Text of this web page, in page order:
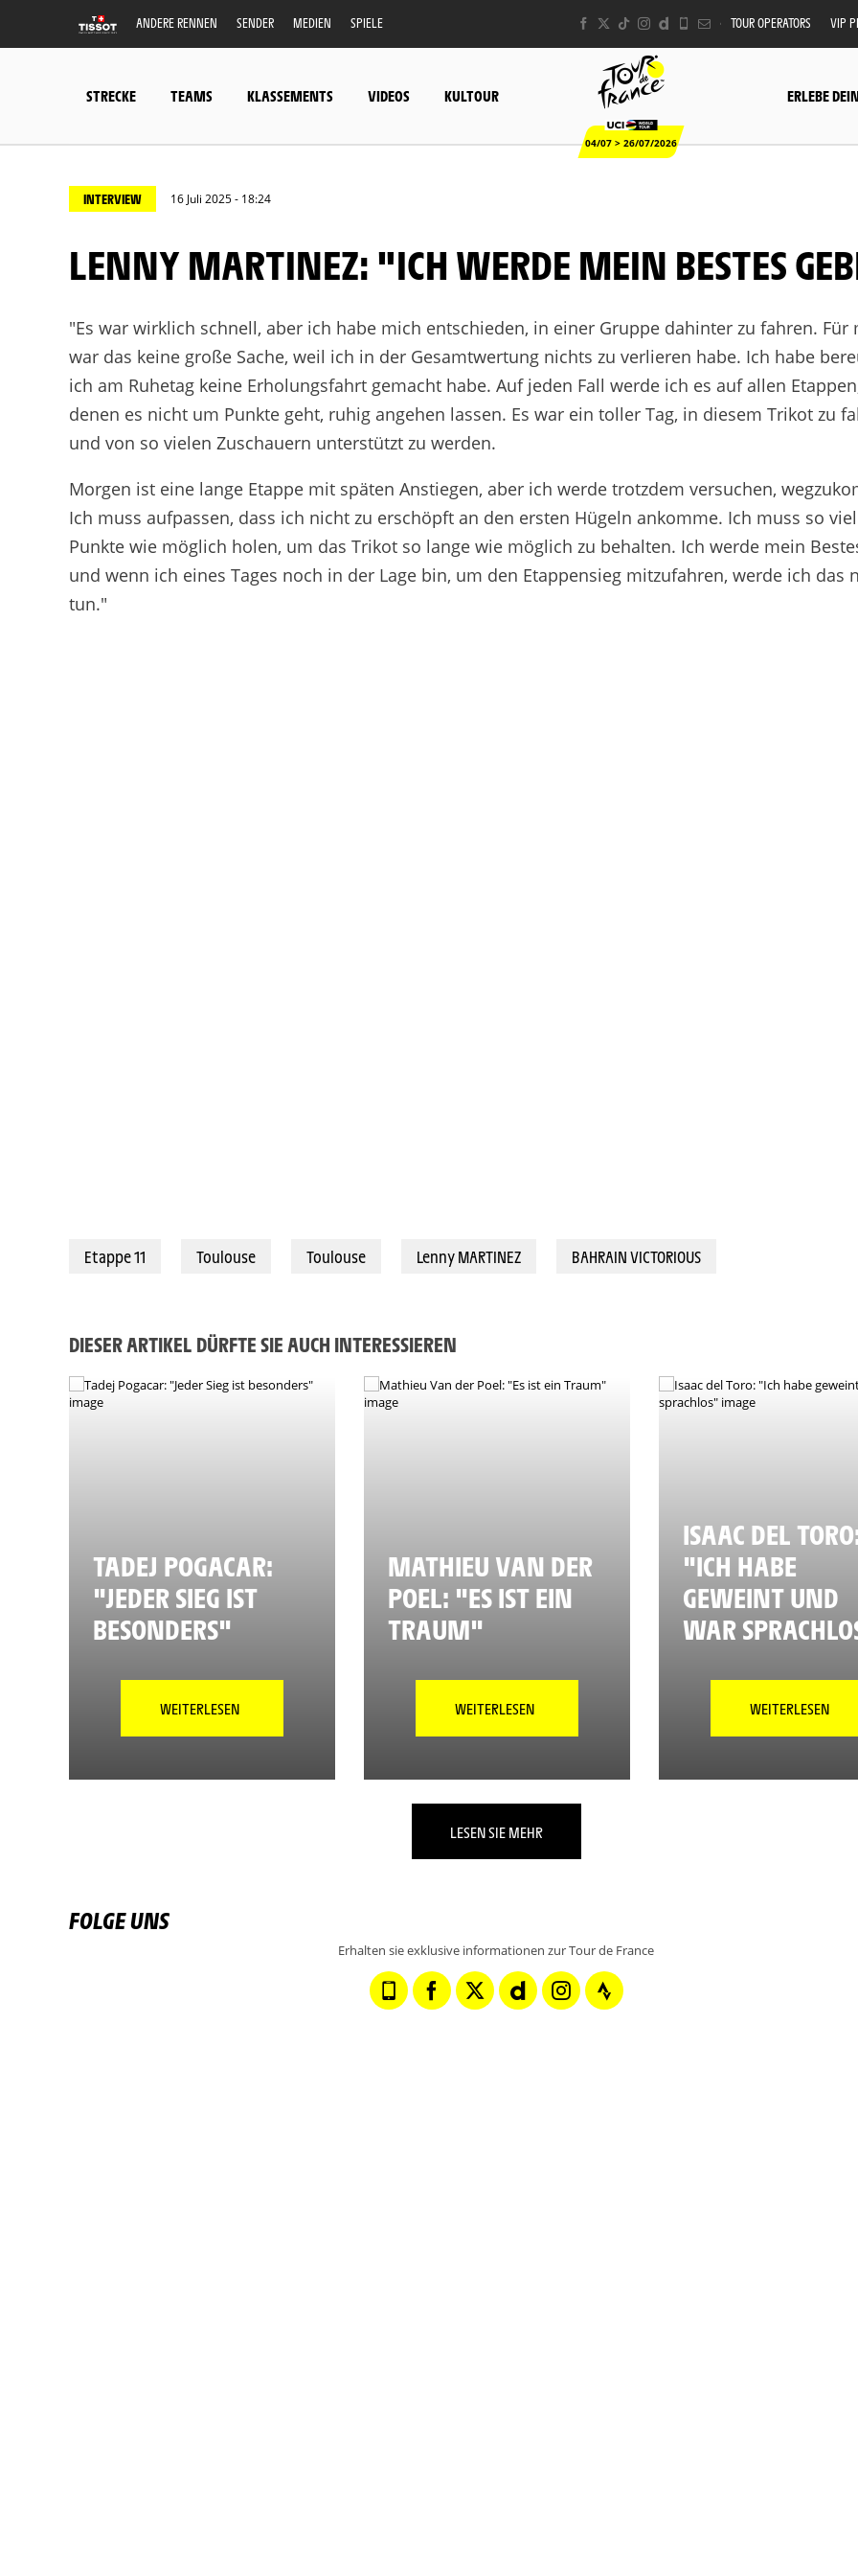
ANDERE RENNEN SENDER MEDIEN SPIELE TOUR OPERATORS VIP
STRECKE TEAMS KLASSEMENTS VIDEOS KULTOUR
04/07 > 26/07/2026
ERLEBE
INTERVIEW 16 Juli 2025 - 18:24
LENNY MARTINEZ: "ICH WERDE MEIN BESTES
"Es war wirklich schnell, aber ich habe mich entschieden, in einer Gruppe dahinter zu fahren. Für
war das keine große Sache, weil ich in der Gesamtwertung nichts zu verlieren habe. Ich habe
ich am Ruhetag keine Erholungsfahrt gemacht habe. Auf jeden Fall werde ich es auf allen
denen es nicht um Punkte geht, ruhig angehen lassen. Es war ein toller Tag, in diesem Trikot zu
und von so vielen Zuschauern unterstützt zu werden.
Morgen ist eine lange Etappe mit späten Anstiegen, aber ich werde trotzdem versuchen,
Ich muss aufpassen, dass ich nicht zu erschöpft an den ersten Hügeln ankomme. Ich muss so
Punkte wie möglich holen, um das Trikot so lange wie möglich zu behalten. Ich werde mein
und wenn ich eines Tages noch in der Lage bin, um den Etappensieg mitzufahren, werde ich das
tun."
Etappe 11 Toulouse Toulouse Lenny MARTINEZ BAHRAIN VICTORIOUS
DIESER ARTIKEL DÜRFTE SIE AUCH INTERESSIEREN
TADEJ POGACAR:
"JEDER SIEG IST
BESONDERS"
WEITERLESEN
MATHIEU VAN DER
POEL: "ES IST EIN
TRAUM"
WEITERLESEN
ISAAC DEL
"ICH HABE
GEWEINT UND
WAR
WEITERLESEN
LESEN SIE MEHR
FOLGE UNS
Erhalten sie exklusive informationen zur Tour de France